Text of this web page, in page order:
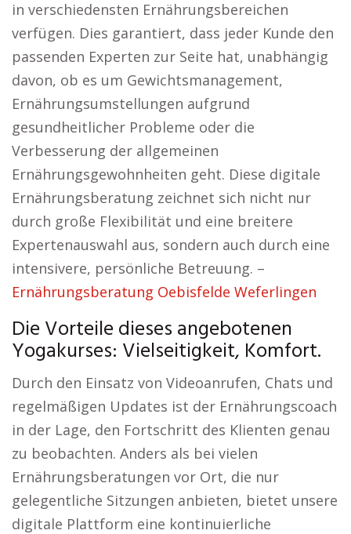
in verschiedensten Ernährungsbereichen
verfügen. Dies garantiert, dass jeder Kunde den
passenden Experten zur Seite hat, unabhängig
davon, ob es um Gewichtsmanagement,
Ernährungsumstellungen aufgrund
gesundheitlicher Probleme oder die
Verbesserung der allgemeinen
Ernährungsgewohnheiten geht. Diese digitale
Ernährungsberatung zeichnet sich nicht nur
durch große Flexibilität und eine breitere
Expertenauswahl aus, sondern auch durch eine
intensivere, persönliche Betreuung. –
Ernährungsberatung Oebisfelde Weferlingen
Die Vorteile dieses angebotenen
Yogakurses: Vielseitigkeit, Komfort.
Durch den Einsatz von Videoanrufen, Chats und
regelmäßigen Updates ist der Ernährungscoach
in der Lage, den Fortschritt des Klienten genau
zu beobachten. Anders als bei vielen
Ernährungsberatungen vor Ort, die nur
gelegentliche Sitzungen anbieten, bietet unsere
digitale Plattform eine kontinuierliche